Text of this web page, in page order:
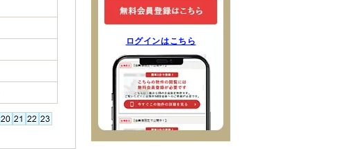
ログインはこちら